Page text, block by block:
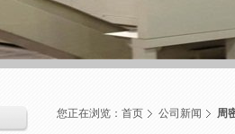
您正在浏览： 首页 公司新闻 周